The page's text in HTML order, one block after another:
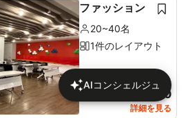
ファッション
20~40名
1件のレイアウト
1人あたり予想価格
51,340
詳細を見る
AIコンシェルジュ